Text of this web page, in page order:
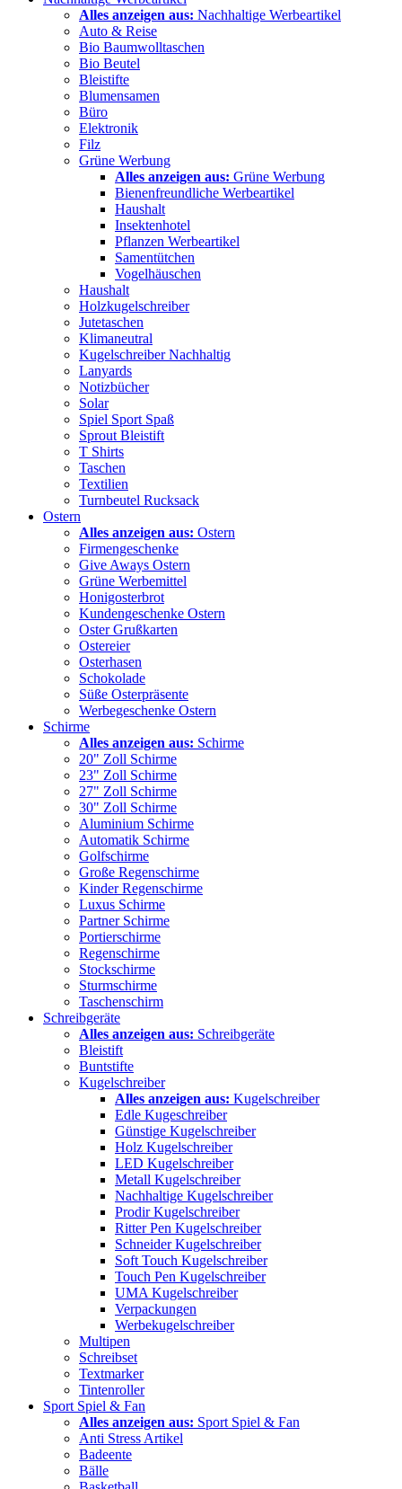
Alles anzeigen aus: Nachhaltige Werbeartikel
Auto & Reise
Bio Baumwolltaschen
Bio Beutel
Bleistifte
Blumensamen
Büro
Elektronik
Filz
Grüne Werbung
Alles anzeigen aus: Grüne Werbung
Bienenfreundliche Werbeartikel
Haushalt
Insektenhotel
Pflanzen Werbeartikel
Samentütchen
Vogelhäuschen
Haushalt
Holzkugelschreiber
Jutetaschen
Klimaneutral
Kugelschreiber Nachhaltig
Lanyards
Notizbücher
Solar
Spiel Sport Spaß
Sprout Bleistift
T Shirts
Taschen
Textilien
Turnbeutel Rucksack
Ostern
Alles anzeigen aus: Ostern
Firmengeschenke
Give Aways Ostern
Grüne Werbemittel
Honigosterbrot
Kundengeschenke Ostern
Oster Grußkarten
Ostereier
Osterhasen
Schokolade
Süße Osterpräsente
Werbegeschenke Ostern
Schirme
Alles anzeigen aus: Schirme
20" Zoll Schirme
23" Zoll Schirme
27" Zoll Schirme
30" Zoll Schirme
Aluminium Schirme
Automatik Schirme
Golfschirme
Große Regenschirme
Kinder Regenschirme
Luxus Schirme
Partner Schirme
Portierschirme
Regenschirme
Stockschirme
Sturmschirme
Taschenschirm
Schreibgeräte
Alles anzeigen aus: Schreibgeräte
Bleistift
Buntstifte
Kugelschreiber
Alles anzeigen aus: Kugelschreiber
Edle Kugeschreiber
Günstige Kugelschreiber
Holz Kugelschreiber
LED Kugelschreiber
Metall Kugelschreiber
Nachhaltige Kugelschreiber
Prodir Kugelschreiber
Ritter Pen Kugelschreiber
Schneider Kugelschreiber
Soft Touch Kugelschreiber
Touch Pen Kugelschreiber
UMA Kugelschreiber
Verpackungen
Werbekugelschreiber
Multipen
Schreibset
Textmarker
Tintenroller
Sport Spiel & Fan
Alles anzeigen aus: Sport Spiel & Fan
Anti Stress Artikel
Badeente
Bälle